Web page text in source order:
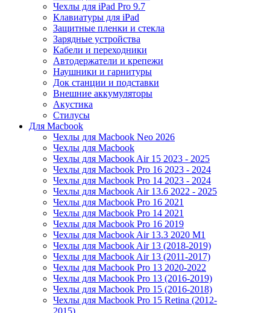
Чехлы для iPad Pro 9.7
Клавиатуры для iPad
Защитные пленки и стекла
Зарядные устройства
Кабели и переходники
Автодержатели и крепежи
Наушники и гарнитуры
Док станции и подставки
Внешние аккумуляторы
Акустика
Стилусы
Для Macbook
Чехлы для Macbook Neo 2026
Чехлы для Macbook
Чехлы для Macbook Air 15 2023 - 2025
Чехлы для Macbook Pro 16 2023 - 2024
Чехлы для Macbook Pro 14 2023 - 2024
Чехлы для Macbook Air 13.6 2022 - 2025
Чехлы для Macbook Pro 16 2021
Чехлы для Macbook Pro 14 2021
Чехлы для Macbook Pro 16 2019
Чехлы для Macbook Air 13.3 2020 M1
Чехлы для Macbook Air 13 (2018-2019)
Чехлы для Macbook Air 13 (2011-2017)
Чехлы для Macbook Pro 13 2020-2022
Чехлы для Macbook Pro 13 (2016-2019)
Чехлы для Macbook Pro 15 (2016-2018)
Чехлы для Macbook Pro 15 Retina (2012-
2015)